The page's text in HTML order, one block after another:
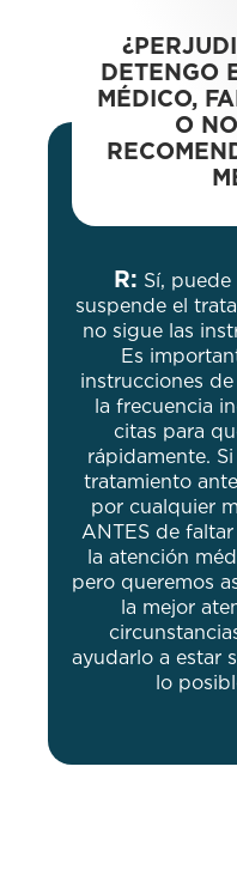
DETENGO
MÉDICO,
O
R: Sí,
suspende el
no sigue las
Es
instrucciones
la frecuencia
citas para
rápidamente.
tratamiento
por cualquier
ANTES de
la atención
pero queremos
la mejor
ayudarlo a estar
lo